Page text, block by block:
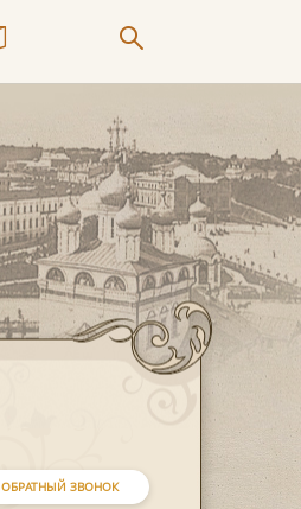
ОБРАТНЫЙ ЗВОНОК